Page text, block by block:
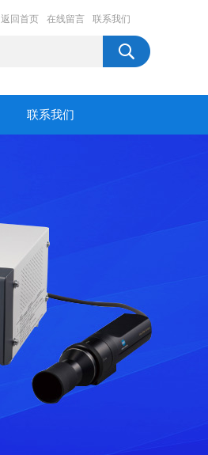
返回首页 在线留言 联系我们
联系我们